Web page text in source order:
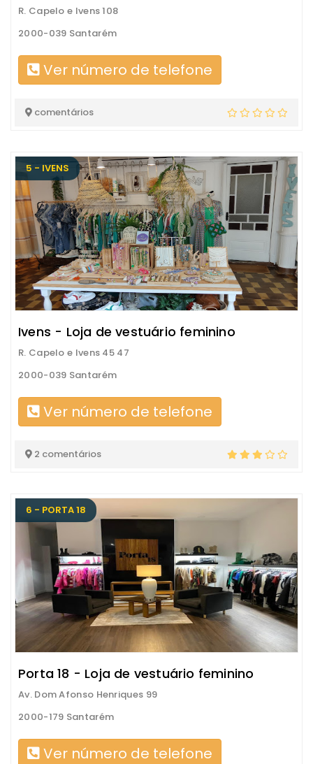
R. Capelo e Ivens 108
2000-039 Santarém
Ver número de telefone
comentários
5 - IVENS
Ivens - Loja de vestuário feminino
R. Capelo e Ivens 45 47
2000-039 Santarém
Ver número de telefone
2 comentários
6 - PORTA 18
Porta 18 - Loja de vestuário feminino
Av. Dom Afonso Henriques 99
2000-179 Santarém
Ver número de telefone